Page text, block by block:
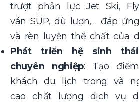
trượt phản lực Jet Ski,
ván SUP, dù lượn,… đáp
và rèn luyện thể chất của
Phát triển hệ sinh
chuyên nghiệp: Tạo
khách du lịch trong và
cao chất lượng dịch vụ